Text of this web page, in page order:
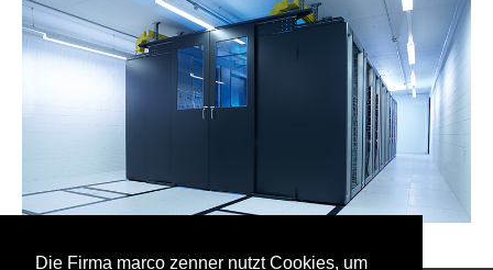
Die Firma marco zenner nutzt Cookies, um